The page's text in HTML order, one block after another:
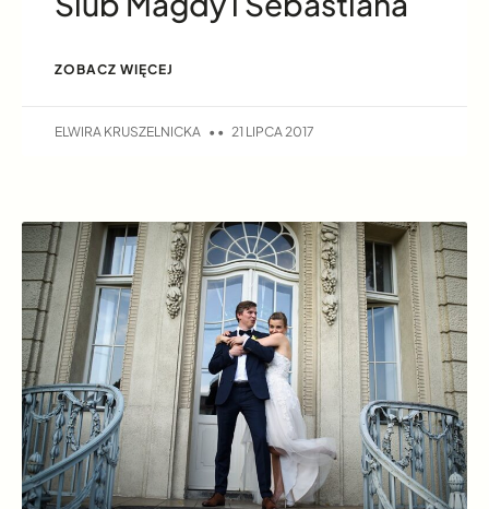
ZOBACZ WIĘCEJ
ELWIRA KRUSZELNICKA 21 LIPCA 2017